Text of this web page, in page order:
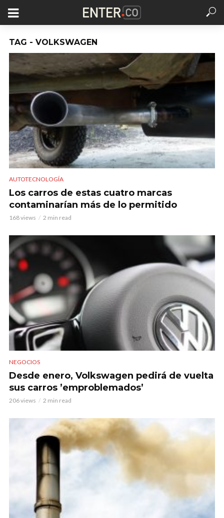
TAG - VOLKSWAGEN
AUTOTECNOLOGÍA
Los carros de estas cuatro marcas
contaminarían más de lo permitido
168 views 2 min read
NEGOCIOS
Desde enero, Volkswagen pedirá de vuelta
sus carros ’emproblemados’
206 views 2 min read